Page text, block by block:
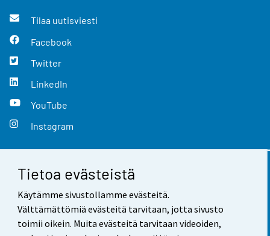
Tietoa evästeistä
Käytämme sivustollamme evästeitä.
Välttämättömiä evästeitä tarvitaan, jotta sivusto
toimii oikein. Muita evästeitä tarvitaan videoiden,
Tilaa uutisviesti
Facebook
Twitter
LinkedIn
YouTube
Instagram
Yhteystiedot
Palaute
Käyttöehdot